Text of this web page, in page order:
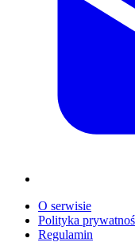
O serwisie
Polityka
Regulamin